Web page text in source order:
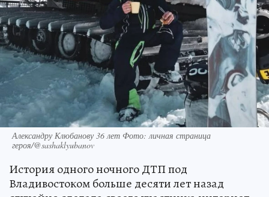
Александру Клюбанову 36 лет Фото: личная страница
героя/@sashaklyubanov
История одного ночного ДТП под
Владивостоком больше десяти лет назад